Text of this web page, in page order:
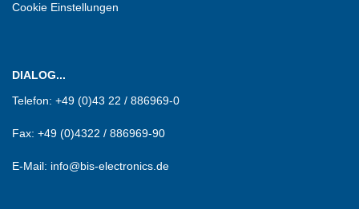
Cookie Einstellungen
DIALOG...
Telefon: +49 (0)43 22 / 886969-0
Fax: +49 (0)4322 / 886969-90
E-Mail: info@bis-electronics.de